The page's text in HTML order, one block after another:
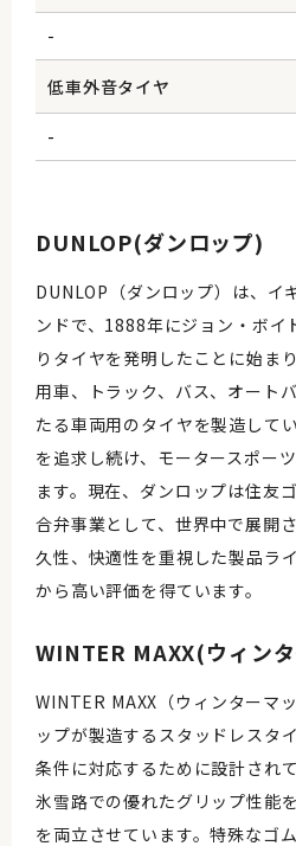
-
低車外音タイヤ
-
DUNLOP(ダンロップ)
DUNLOP（ダンロップ）は、イ
ンドで、1888年にジョン・ボイ
りタイヤを発明したことに始ま
用車、トラック、バス、オート
たる車両用のタイヤを製造して
を追求し続け、モータースポー
ます。現在、ダンロップは住友
合弁事業として、世界中で展開
久性、快適性を重視した製品ラ
から高い評価を得ています。
WINTER MAXX(ウィン
WINTER MAXX（ウィンターマ
ップが製造するスタッドレスタ
条件に対応するために設計され
氷雪路での優れたグリップ性能
を両立させています。特殊なゴ